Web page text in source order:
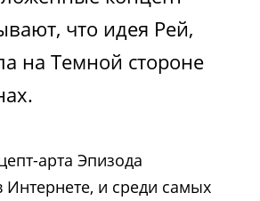
что идея Рей,
на Темной стороне
арта Эпизода
Интернете, и среди самых